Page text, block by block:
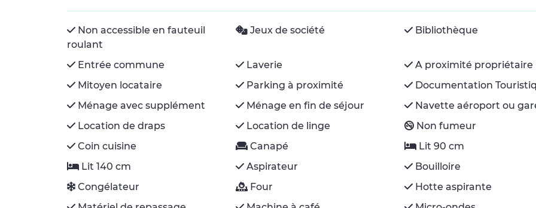
Non accessible en fauteuil
roulant
Jeux de société Bibliothèque
Entrée commune Laverie
A proximité propriétaire
Mitoyen locataire
Parking à proximité
Documentation
Ménage avec supplément
Ménage en fin de séjour
Navette aéroport ou
Location de draps
Location de linge
Non fumeur
Coin cuisine
Canapé
Lit 90 cm
Lit 140 cm
Aspirateur
Bouilloire
Congélateur
Four
Hotte aspirante